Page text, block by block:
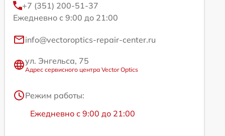
+7 (351) 200-51-37
Ежедневно с 9:00 до 21:00
info@vectoroptics-repair-center.ru
ул. Энгельса, 75
Адрес сервисного центра Vector Optics
Режим работы:
Ежедневно с 9:00 до 21:00